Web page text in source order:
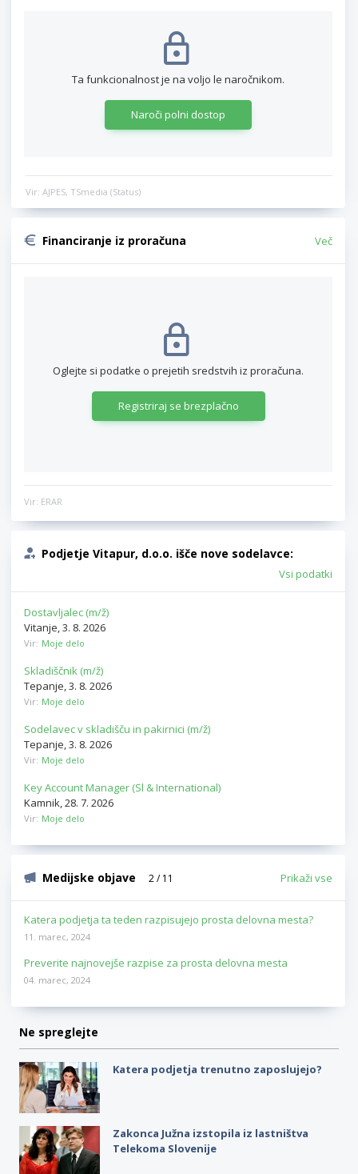
Ta funkcionalnost je na voljo le naročnikom.
Naroči polni dostop
Vir: AJPES, TSmedia (Status)
Financiranje iz proračuna Več
Oglejte si podatke o prejetih sredstvih iz proračuna.
Registriraj se brezplačno
Vir: ERAR
Podjetje Vitapur, d.o.o. išče nove sodelavce:
Vsi podatki
Dostavljalec (m/ž)
Vitanje, 3. 8. 2026
Vir: Moje delo
Skladiščnik (m/ž)
Tepanje, 3. 8. 2026
Vir: Moje delo
Sodelavec v skladišču in pakirnici (m/ž)
Tepanje, 3. 8. 2026
Vir: Moje delo
Key Account Manager (Sl & International)
Kamnik, 28. 7. 2026
Vir: Moje delo
Medijske objave 2 / 11 Prikaži vse
Katera podjetja ta teden razpisujejo prosta delovna mesta?
11. marec, 2024
Preverite najnovejše razpise za prosta delovna mesta
04. marec, 2024
Ne spreglejte
Katera podjetja trenutno zaposlujejo?
Zakonca Južna izstopila iz lastništva
Telekoma Slovenije